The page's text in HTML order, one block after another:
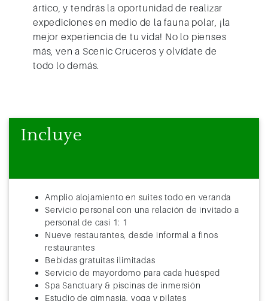
ártico, y tendrás la oportunidad de realizar
expediciones en medio de la fauna polar, ¡la
mejor experiencia de tu vida! No lo pienses
más, ven a Scenic Cruceros y olvídate de
todo lo demás.
Incluye
Amplio alojamiento en suites todo en veranda
Servicio personal con una relación de invitado a
personal de casi 1: 1
Nueve restaurantes, desde informal a finos
restaurantes
Bebidas gratuitas ilimitadas
Servicio de mayordomo para cada huésped
Spa Sanctuary & piscinas de inmersión
Estudio de gimnasia, yoga y pilates